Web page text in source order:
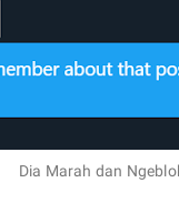
Dia Marah dan